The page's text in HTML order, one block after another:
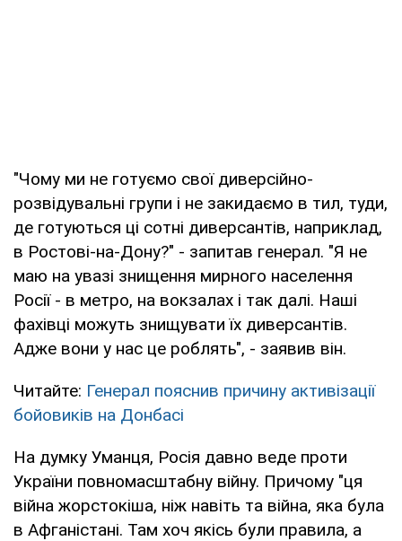
"Чому ми не готуємо свої диверсійно-
розвідувальні групи і не закидаємо в тил, туди,
де готуються ці сотні диверсантів, наприклад,
в Ростові-на-Дону?" - запитав генерал. "Я не
маю на увазі знищення мирного населення
Росії - в метро, на вокзалах і так далі. Наші
фахівці можуть знищувати їх диверсантів.
Адже вони у нас це роблять", - заявив він.
Читайте: Генерал пояснив причину активізації
бойовиків на Донбасі
На думку Уманця, Росія давно веде проти
України повномасштабну війну. Причому "ця
війна жорстокіша, ніж навіть та війна, яка була
в Афганістані. Там хоч якісь були правила, а